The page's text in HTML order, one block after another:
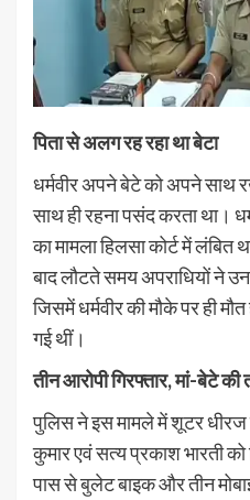
पिता से अलग रह रहा था बेटा
धर्मवीर अपने बेटे को अपने साथ
साथ ही रहना पसंद करता था।
का मामला हिलसा कोर्ट में लंबित
बाद लौटते समय अपराधियों ने
जिसमें धर्मवीर की मौके पर ही मौत
गई थीं।
तीन आरोपी गिरफ्तार, मां-बेटे की
पुलिस ने इस मामले में शूटर
कुमार एवं सत्य प्रकाश भारती
पास से बुलेट बाइक और तीन